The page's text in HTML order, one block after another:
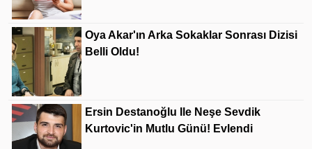
Oya Akar'ın Arka Sokaklar Sonrası Dizisi
Belli Oldu!
Ersin Destanoğlu Ile Neşe Sevdik
Kurtovic'in Mutlu Günü! Evlendi